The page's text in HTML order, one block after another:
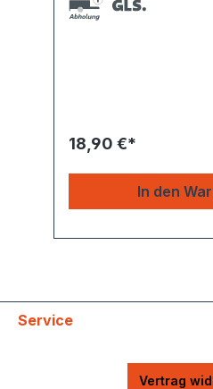
18,90 €*
In den
Service
Vertrag